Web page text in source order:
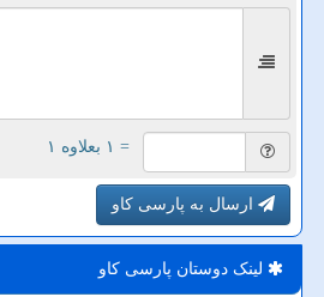
= ۱ بعلاوه ۱
ارسال به پارسی کاو
لینک دوستان پارسی كاو